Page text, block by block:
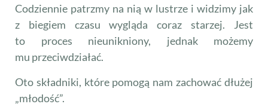
Codziennie patrzmy na nią w lustrze i widzimy jak
z biegiem czasu wygląda coraz starzej. Jest
to proces nieunikniony, jednak możemy
mu przeciwdziałać.
Oto składniki, które pomogą nam zachować dłużej
„młodość”.